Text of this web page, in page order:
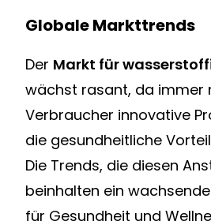
Globale Markttrends
Der Markt für
wächst rasant, da immer
Verbraucher innovative
die gesundheitliche
Die Trends, die diesen
beinhalten ein
für Gesundheit und